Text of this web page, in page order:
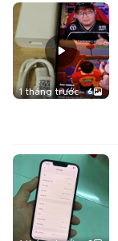
1 tháng trước 6